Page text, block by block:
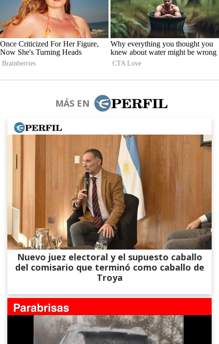
MÁS EN
Nuevo juez electoral y el supuesto caballo
del comisario que terminó como caballo de
Troya